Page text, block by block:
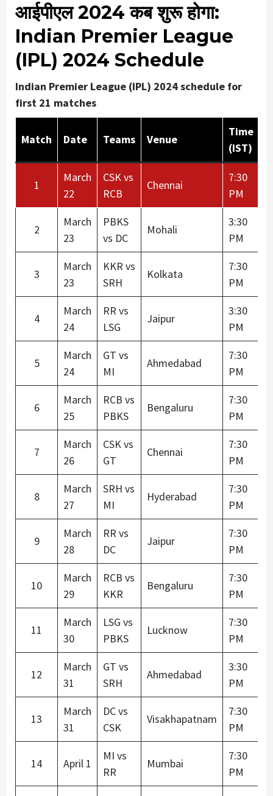
आईपीएल 2024 कब शुरू होगा:
Indian Premier League
(IPL) 2024 Schedule
Indian Premier League (IPL) 2024 schedule for
first 21 matches
Match Date Teams Venue
Time
(IST)
1
March
22
CSK vs
RCB
Chennai
7:30
PM
2
March
23
PBKS
vs DC
Mohali
3:30
PM
3
March
23
KKR vs
SRH
Kolkata
7:30
PM
4
March
24
RR vs
LSG
Jaipur
3:30
PM
5
March
24
GT vs
MI
Ahmedabad
7:30
PM
6
March
25
RCB vs
PBKS
Bengaluru
7:30
PM
7
March
26
CSK vs
GT
Chennai
7:30
PM
8
March
27
SRH vs
MI
Hyderabad
7:30
PM
9
March
28
RR vs
DC
Jaipur
7:30
PM
10
March
29
RCB vs
KKR
Bengaluru
7:30
PM
11
March
30
LSG vs
PBKS
Lucknow
7:30
PM
12
March
31
GT vs
SRH
Ahmedabad
3:30
PM
13
March
31
DC vs
CSK
Visakhapatnam
7:30
PM
14 April 1
MI vs
RR
Mumbai
7:30
PM